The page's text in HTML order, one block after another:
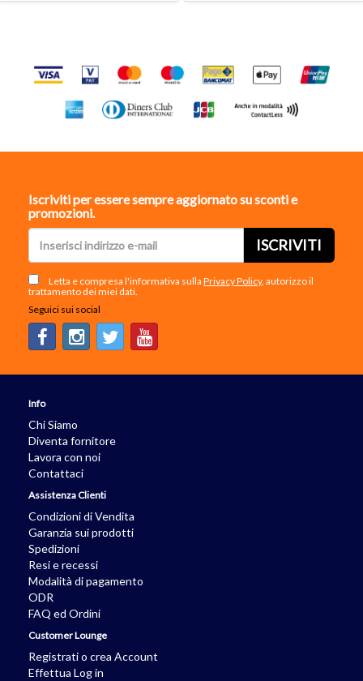
Iscriviti per essere sempre aggiornato su sconti e
promozioni.
ISCRIVITI
Letta e compresa l'informativa sulla Privacy Policy, autorizzo il
trattamento dei miei dati.
Seguici sui social
Info
Chi Siamo
Diventa fornitore
Lavora con noi
Contattaci
Assistenza Clienti
Condizioni di Vendita
Garanzia sui prodotti
Spedizioni
Resi e recessi
Modalità di pagamento
ODR
FAQ ed Ordini
Customer Lounge
Registrati o crea Account
Effettua Log in